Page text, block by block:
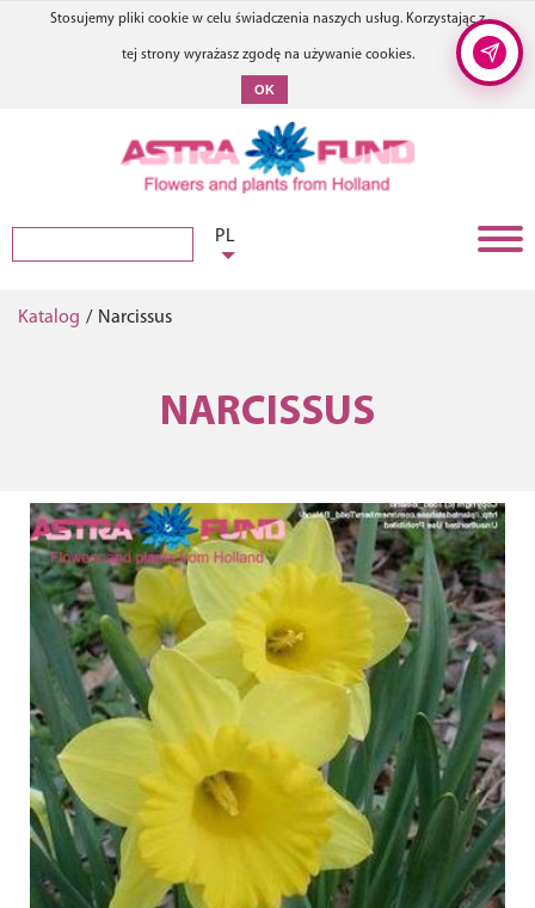
Stosujemy pliki cookie w celu świadczenia naszych usług. Korzystając z
tej strony wyrażasz zgodę na używanie cookies.
OK
PL
Katalog / Narcissus
NARCISSUS